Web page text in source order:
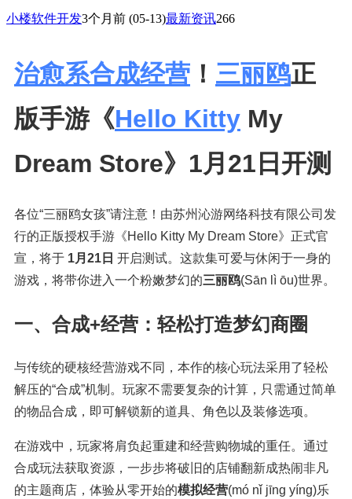
小楼软件开发3个月前 (05-13)最新资讯266
治愈系合成经营 ！ 三丽鸥正
版手游《Hello Kitty My
Dream Store》1月21日开测
各位“三丽鸥女孩”请注意！由苏州沁游网络科技有限公司发
行的正版授权手游《Hello Kitty My Dream Store》正式官
宣，将于 1月21日 开启测试。这款集可爱与休闲于一身的
游戏，将带你进入一个粉嫩梦幻的三丽鸥(Sān lì ōu)世界。
一、合成+经营：轻松打造梦幻商圈
与传统的硬核经营游戏不同，本作的核心玩法采用了轻松
解压的“合成”机制。玩家不需要复杂的计算，只需通过简单
的物品合成，即可解锁新的道具、角色以及装修选项。
在游戏中，玩家将肩负起重建和经营购物城的重任。通过
合成玩法获取资源，一步步将破旧的店铺翻新成热闹非凡
的主题商店，体验从零开始的模拟经营(mó nǐ jīng yíng)乐